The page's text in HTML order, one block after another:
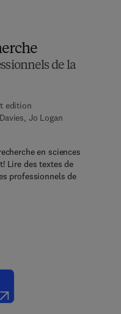
de la
edition
Jo Logan
en sciences
Lire des textes de
professionnels de